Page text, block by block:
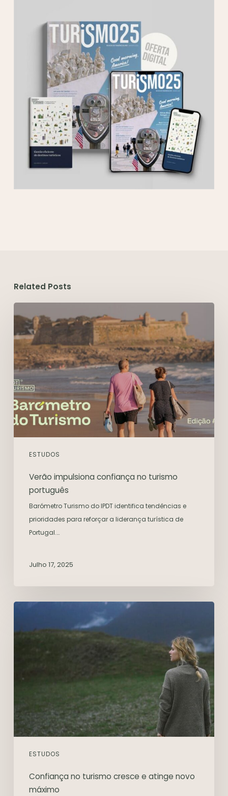
Related Posts
ESTUDOS
Verão impulsiona confiança no turismo
português
Barómetro Turismo do IPDT identifica tendências e
prioridades para reforçar a liderança turística de
Portugal.…
Julho 17, 2025
ESTUDOS
Confiança no turismo cresce e atinge novo
máximo